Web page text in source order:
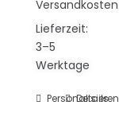
Versandkosten
Lieferzeit:
3–5
Werktage
Personalisieren
Dieses
Details